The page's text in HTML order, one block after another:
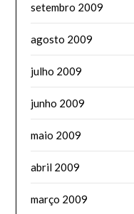
setembro 2009
agosto 2009
julho 2009
junho 2009
maio 2009
abril 2009
março 2009